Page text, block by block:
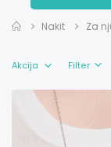
Nakit Za
Filter